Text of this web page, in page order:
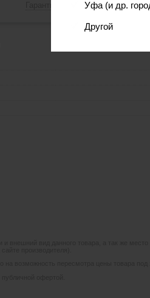
Уфа (и др.
Другой
Гарантия, сервис